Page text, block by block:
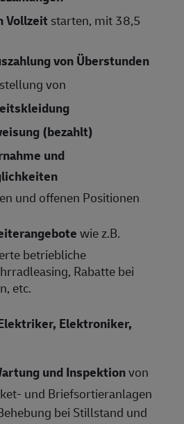
Vollzeit starten, mit 38,5
von Überstunden
von
(bezahlt)
und
und offenen Positionen
wie z.B.
betriebliche
Rabatte bei
etc.
Elektroniker,
und Inspektionvon
und Briefsortieranlagen
bei Stillstand und